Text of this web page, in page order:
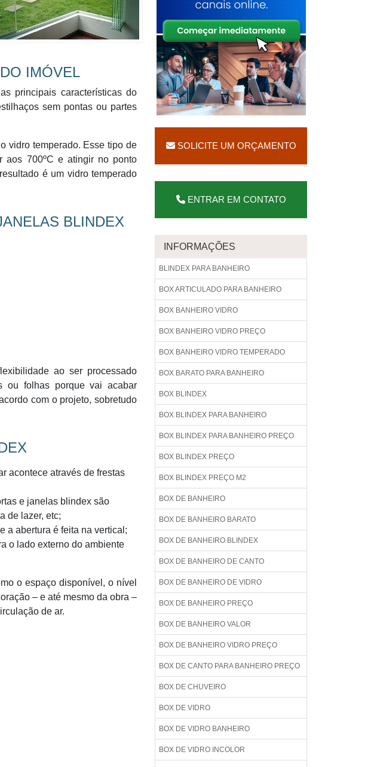
IMÓVEL
principais características do
sem pontas ou partes
vidro temperado. Esse tipo de
aos 700ºC e atingir no ponto
é um vidro temperado
BLINDEX
ao ser processado
ou folhas porque vai acabar
com o projeto, sobretudo
acontece através de frestas
e janelas blindex são
de lazer, etc;
a abertura é feita na vertical;
o lado externo do ambiente
o espaço disponível, o nível
– e até mesmo da obra –
de ar.
SOLICITE UM ORÇAMENTO
ENTRAR EM CONTATO
INFORMAÇÕES
BLINDEX PARA BANHEIRO
BOX ARTICULADO PARA BANHEIRO
BOX BANHEIRO VIDRO
BOX BANHEIRO VIDRO PREÇO
BOX BANHEIRO VIDRO TEMPERADO
BOX BARATO PARA BANHEIRO
BOX BLINDEX
BOX BLINDEX PARA BANHEIRO
BOX BLINDEX PARA BANHEIRO PREÇO
BOX BLINDEX PREÇO
BOX BLINDEX PREÇO M2
BOX DE BANHEIRO
BOX DE BANHEIRO BARATO
BOX DE BANHEIRO BLINDEX
BOX DE BANHEIRO DE CANTO
BOX DE BANHEIRO DE VIDRO
BOX DE BANHEIRO PREÇO
BOX DE BANHEIRO VALOR
BOX DE BANHEIRO VIDRO PREÇO
BOX DE CANTO PARA BANHEIRO PREÇO
BOX DE CHUVEIRO
BOX DE VIDRO
BOX DE VIDRO BANHEIRO
BOX DE VIDRO INCOLOR